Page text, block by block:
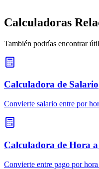
Calculadoras
También podrías encontrar
Calculadora de Salario
Convierte salario entre por
Calculadora de Hora
Convierte entre pago por